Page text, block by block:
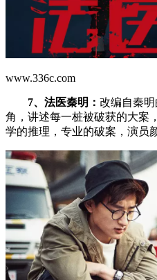
www.336c.com
7、法医秦明： 改编自秦
角，讲述每一桩被破获的大案
学的推理，专业的破案，演员